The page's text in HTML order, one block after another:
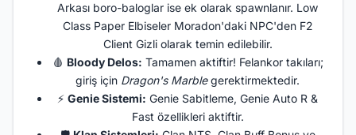
Arkası boro-baloglar ise ek olarak spawnlanır. Low
Class Paper Elbiseler Moradon'daki NPC'den F2
Client Gizli olarak temin edilebilir.
🩸 Bloody Delos: Tamamen aktiftir! Felankor takıları;
giriş için Dragon's Marblegerektirmektedir.
⚡ Genie Sistemi: Genie Sabitleme, Genie Auto R &
Fast özellikleri aktiftir.